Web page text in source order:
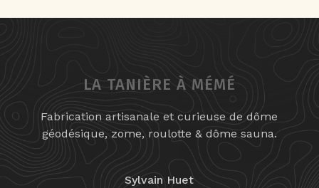
LA TANIÈRE À MÉMÉ
Fabrication artisanale et curieuse de dôme
géodésique, zome, roulotte & dôme sauna.
Sylvain Huet